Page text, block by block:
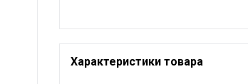
Характеристики товара